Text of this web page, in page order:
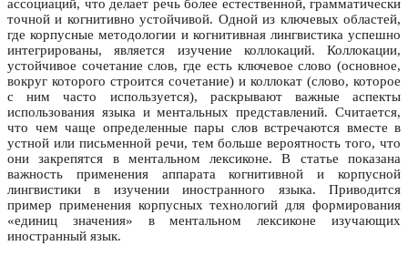
ассоциаций, что делает речь более естественной, грамматически
точной и когнитивно устойчивой. Одной из ключевых областей,
где корпусные методологии и когнитивная лингвистика успешно
интегрированы, является изучение коллокаций. Коллокации,
устойчивое сочетание слов, где есть ключевое слово (основное,
вокруг которого строится сочетание) и коллокат (слово, которое
с ним часто используется), раскрывают важные аспекты
использования языка и ментальных представлений. Считается,
что чем чаще определенные пары слов встречаются вместе в
устной или письменной речи, тем больше вероятность того, что
они закрепятся в ментальном лексиконе. В статье показана
важность применения аппарата когнитивной и корпусной
лингвистики в изучении иностранного языка. Приводится
пример применения корпусных технологий для формирования
«единиц значения» в ментальном лексиконе изучающих
иностранный язык.